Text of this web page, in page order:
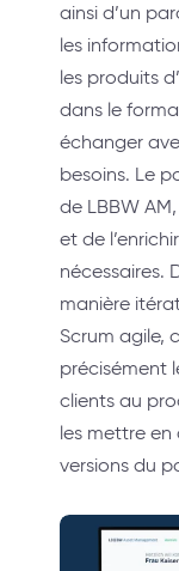
ainsi d’un
les
les produits
dans le
échanger
besoins. Le
de LBBW
et de
nécessaires.
manière
Scrum agile,
précisément
clients au
les mettre
versions du